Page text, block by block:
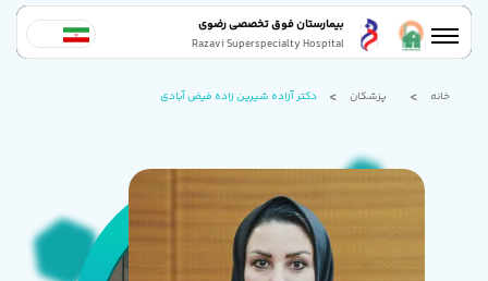
بیمارستان فوق تخصصی رضوی
Razavi Superspecialty Hospital
خانه پزشکان دکتر آزاده شیرین زاده فیض آبادی